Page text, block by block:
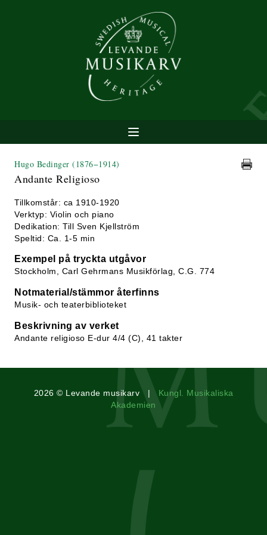
Hugo Bedinger (1876−1914)
Andante Religioso
Tillkomstår: ca 1910-1920
Verktyp: Violin och piano
Dedikation: Till Sven Kjellström
Speltid: Ca. 1-5 min
Exempel på tryckta utgåvor
Stockholm, Carl Gehrmans Musikförlag, C.G. 774
Notmaterial/stämmor återfinns
Musik- och teaterbiblioteket
Beskrivning av verket
Andante religioso E-dur 4/4 (C), 41 takter
2026 © Levande musikarv | Kungl. Musikaliska
Akademien